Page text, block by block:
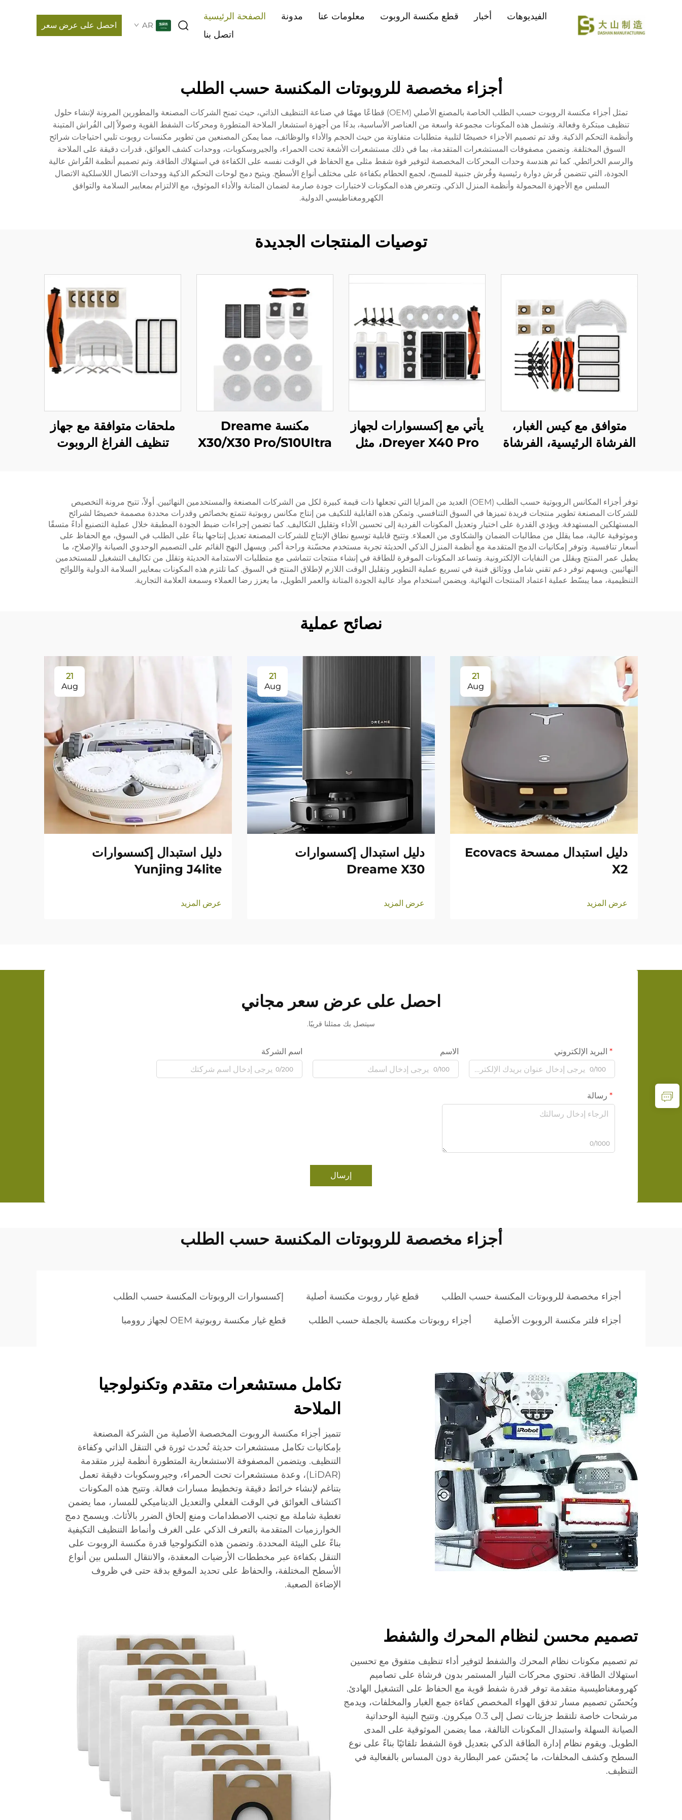
الصفحة الرئيسية مدونة معلومات عنا قطع مكنسة الروبوت أخبار
الفيديوهات
اتصل بنا
AR احصل على عرض سعر
أجزاء مخصصة للروبوتات المكنسة حسب الطلب
تمثل أجزاء مكنسة الروبوت حسب الطلب الخاصة بالمصنع الأصلي (OEM) قطاعًا مهمًا في صناعة التنظيف الذاتي، حيث تمنح الشركات المصنعة والمطورين المرونة لإنشاء حلول
تنظيف مبتكرة وفعالة. وتشمل هذه المكونات مجموعة واسعة من العناصر الأساسية، بدءًا من أجهزة استشعار الملاحة المتطورة ومحركات الشفط القوية وصولاً إلى الفُراش المتينة
وأنظمة التحكم الذكية. وقد تم تصميم الأجزاء خصيصًا لتلبية متطلبات متفاوتة من حيث الحجم والأداء والوظائف، مما يمكن المصنعين من تطوير مكنسات روبوت تلبي احتياجات شرائح
السوق المختلفة. وتضمن مصفوفات المستشعرات المتقدمة، بما في ذلك مستشعرات الأشعة تحت الحمراء، والجيروسكوبات، ووحدات كشف العوائق، قدرات دقيقة على الملاحة
والرسم الخرائطي. كما تم هندسة وحدات المحركات المخصصة لتوفير قوة شفط مثلى مع الحفاظ في الوقت نفسه على الكفاءة في استهلاك الطاقة. وتم تصميم أنظمة الفُراش عالية
الجودة، التي تتضمن فُرش دوارة رئيسية وفُرش جنبية للمسح، لجمع الحطام بكفاءة على مختلف أنواع الأسطح. ويتيح دمج لوحات التحكم الذكية ووحدات الاتصال اللاسلكية الاتصال
السلس مع الأجهزة المحمولة وأنظمة المنزل الذكي. وتتعرض هذه المكونات لاختبارات جودة صارمة لضمان المتانة والأداء الموثوق، مع الالتزام بمعايير السلامة والتوافق
الكهرومغناطيسي الدولية.
توصيات المنتجات الجديدة
متوافق مع كيس الغبار،
الفرشاة الرئيسية، الفرشاة
L10plus/Z10pro/D10PLUS
يأتي مع إكسسوارات لجهاز
Dreyer X40 Pro، مثل
التنظيف
مكنسة Dreame
X30/X30 Pro/S10Ultra
القماش، فرشاة الأسطوانة
ملحقات متوافقة مع جهاز
تنظيف الفراغ الروبوت
شاشة تصفية، قطعة
قماش، فرشاة حافة، حقيبة
غبار وقطع استهلاكية
توفر أجزاء المكانس الروبوتية حسب الطلب (OEM) العديد من المزايا التي تجعلها ذات قيمة كبيرة لكل من الشركات المصنعة والمستخدمين النهائيين. أولاً، تتيح مرونة التخصيص
للشركات المصنعة تطوير منتجات فريدة تميزها في السوق التنافسي. وتمكن هذه القابلية للتكيف من إنتاج مكانس روبوتية تتمتع بخصائص وقدرات محددة مصممة خصيصًا لشرائح
المستهلكين المستهدفة. ويؤدي القدرة على اختيار وتعديل المكونات الفردية إلى تحسين الأداء وتقليل التكاليف. كما تضمن إجراءات ضبط الجودة المطبقة خلال عملية التصنيع أداءً متسقًا
وموثوقية عالية، مما يقلل من مطالبات الضمان والشكاوى من العملاء. وتتيح قابلية توسيع نطاق الإنتاج للشركات المصنعة تعديل إنتاجها بناءً على الطلب في السوق، مع الحفاظ على
أسعار تنافسية. وتوفر إمكانيات الدمج المتقدمة مع أنظمة المنزل الذكي الحديثة تجربة مستخدم محسّنة وراحة أكبر. ويسهل النهج القائم على التصميم الوحدوي الصيانة والإصلاح، ما
يطيل عمر المنتج ويقلل من النفايات الإلكترونية. وتساعد المكونات الموفرة للطاقة في إنشاء منتجات تتماشى مع متطلبات الاستدامة الحديثة وتقلل من تكاليف التشغيل للمستخدمين
النهائيين. ويسهم توفر دعم تقني شامل ووثائق فنية في تسريع عملية التطوير وتقليل الوقت اللازم لإطلاق المنتج في السوق. كما تلتزم هذه المكونات بمعايير السلامة الدولية واللوائح
التنظيمية، مما يبسّط عملية اعتماد المنتجات النهائية. ويضمن استخدام مواد عالية الجودة المتانة والعمر الطويل، ما يعزز رضا العملاء وسمعة العلامة التجارية.
نصائح عملية
21
Aug
دليل استبدال ممسحة Ecovacs
X2
عرض المزيد
21
Aug
دليل استبدال إكسسوارات
Dreame X30
عرض المزيد
21
Aug
دليل استبدال إكسسوارات
Yunjing J4lite
عرض المزيد
احصل على عرض سعر مجاني
سيتصل بك ممثلنا قريبًا.
البريد الإلكتروني
0/100
الاسم
0/100
اسم الشركة
0/200
رسالة
0/1000
إرسال
أجزاء مخصصة للروبوتات المكنسة حسب الطلب
أجزاء مخصصة للروبوتات المكنسة حسب الطلب قطع غيار روبوت مكنسة أصلية إكسسوارات الروبوتات المكنسة حسب الطلب
أجزاء فلتر مكنسة الروبوت الأصلية أجزاء روبوتات مكنسة بالجملة حسب الطلب قطع غيار مكنسة روبوتية OEM لجهاز روومبا
تكامل مستشعرات متقدم وتكنولوجيا
الملاحة
تتميز أجزاء مكنسة الروبوت المخصصة الأصلية من الشركة المصنعة
بإمكانيات تكامل مستشعرات حديثة تُحدث ثورة في التنقل الذاتي وكفاءة
التنظيف. ويتضمن المصفوفة الاستشعارية المتطورة أنظمة ليزر متقدمة
(LiDAR)، وعدة مستشعرات تحت الحمراء، وجيروسكوبات دقيقة تعمل
بتناغم لإنشاء خرائط دقيقة وتخطيط مسارات فعالة. وتتيح هذه المكونات
اكتشاف العوائق في الوقت الفعلي والتعديل الديناميكي للمسار، مما يضمن
تغطية شاملة مع تجنب الاصطدامات ومنع إلحاق الضرر بالأثاث. ويسمح دمج
الخوارزميات المتقدمة بالتعرف الذكي على الغرف وأنماط التنظيف التكيفية
بناءً على البيئة المحددة. وتضمن هذه التكنولوجيا قدرة مكنسة الروبوت على
التنقل بكفاءة عبر مخططات الأرضيات المعقدة، والانتقال السلس بين أنواع
الأسطح المختلفة، والحفاظ على تحديد الموقع بدقة حتى في ظروف
الإضاءة الصعبة.
تصميم محسن لنظام المحرك والشفط
تم تصميم مكونات نظام المحرك والشفط لتوفير أداء تنظيف متفوق مع تحسين
استهلاك الطاقة. تحتوي محركات التيار المستمر بدون فرشاة على تصاميم
كهرومغناطيسية متقدمة توفر قدرة شفط قوية مع الحفاظ على التشغيل الهادئ.
ويُحسّن تصميم مسار تدفق الهواء المخصص كفاءة جمع الغبار والمخلفات، ويدمج
مرشحات خاصة تلتقط جزيئات تصل إلى 0.3 ميكرون. وتتيح البنية الوحداتية
الصيانة السهلة واستبدال المكونات التالفة، مما يضمن الموثوقية على المدى
الطويل. ويقوم نظام إدارة الطاقة الذكي بتعديل قوة الشفط تلقائيًا بناءً على نوع
السطح وكشف المخلفات، ما يُحسّن عمر البطارية دون المساس بالفعالية في
التنظيف.